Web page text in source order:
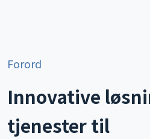
Forord
Innovative
tjenester til